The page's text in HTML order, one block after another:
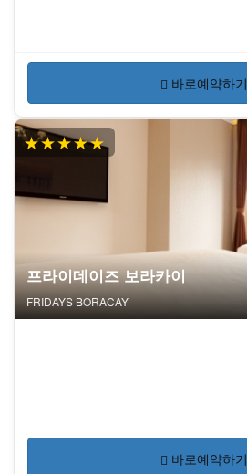
바로예약하기
★★★★★
프라이데이즈 보라카이
FRIDAYS BORACAY
바로예약하기